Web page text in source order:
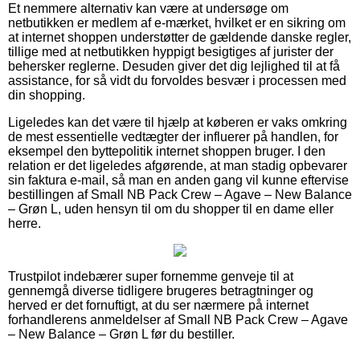
Et nemmere alternativ kan være at undersøge om
netbutikken er medlem af e-mærket, hvilket er en sikring om
at internet shoppen understøtter de gældende danske regler,
tillige med at netbutikken hyppigt besigtiges af jurister der
behersker reglerne. Desuden giver det dig lejlighed til at få
assistance, for så vidt du forvoldes besvær i processen med
din shopping.
Ligeledes kan det være til hjælp at køberen er vaks omkring
de mest essentielle vedtægter der influerer på handlen, for
eksempel den byttepolitik internet shoppen bruger. I den
relation er det ligeledes afgørende, at man stadig opbevarer
sin faktura e-mail, så man en anden gang vil kunne eftervise
bestillingen af Small NB Pack Crew – Agave – New Balance
– Grøn L, uden hensyn til om du shopper til en dame eller
herre.
Trustpilot indebærer super fornemme genveje til at
gennemgå diverse tidligere brugeres betragtninger og
herved er det fornuftigt, at du ser nærmere på internet
forhandlerens anmeldelser af Small NB Pack Crew – Agave
– New Balance – Grøn L før du bestiller.